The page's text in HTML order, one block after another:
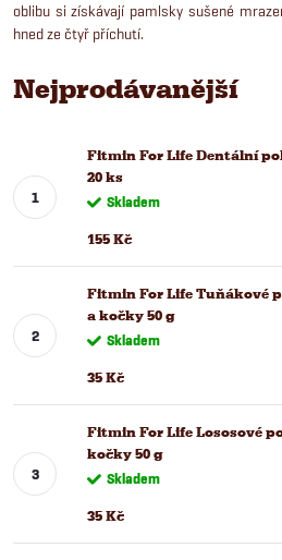
oblibu si získávají pamlsky sušené
hned ze čtyř příchutí.
Nejprodávanější
Fitmin For Life Dentální
20 ks
Skladem
155 Kč
Fitmin For Life Tuňákové
a kočky 50 g
Skladem
35 Kč
Fitmin For Life Lososové
kočky 50 g
Skladem
35 Kč